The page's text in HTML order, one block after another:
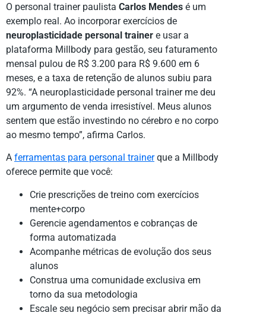
O personal trainer paulista Carlos Mendes é um
exemplo real. Ao incorporar exercícios de
neuroplasticidade personal trainer e usar a
plataforma Millbody para gestão, seu faturamento
mensal pulou de R$ 3.200 para R$ 9.600 em 6
meses, e a taxa de retenção de alunos subiu para
92%. “A neuroplasticidade personal trainer me deu
um argumento de venda irresistível. Meus alunos
sentem que estão investindo no cérebro e no corpo
ao mesmo tempo”, afirma Carlos.
A ferramentas para personal trainerque a Millbody
oferece permite que você:
Crie prescrições de treino com exercícios
mente+corpo
Gerencie agendamentos e cobranças de
forma automatizada
Acompanhe métricas de evolução dos seus
alunos
Construa uma comunidade exclusiva em
torno da sua metodologia
Escale seu negócio sem precisar abrir mão da